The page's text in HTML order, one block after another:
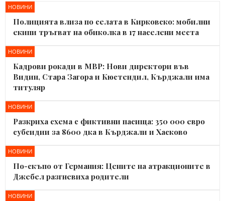
НОВИНИ
Полицията влиза по селата в Кирковско: мобилни
екипи тръгват на обиколка в 17 населени места
НОВИНИ
Кадрови рокади в МВР: Нови директори във
Видин, Стара Загора и Кюстендил, Кърджали има
титуляр
НОВИНИ
Разкриха схема с фиктивни пасища: 350 000 евро
субсидии за 8600 дка в Кърджали и Хасково
НОВИНИ
По-скъпо от Германия: Цените на атракционите в
Джебел разгневиха родители
НОВИНИ